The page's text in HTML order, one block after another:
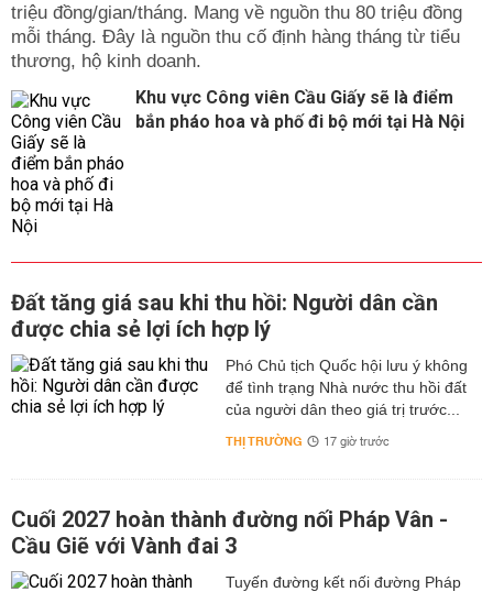
triệu đồng/gian/tháng. Mang về nguồn thu 80 triệu đồng
mỗi tháng. Đây là nguồn thu cố định hàng tháng từ tiểu
thương, hộ kinh doanh.
Khu vực Công viên Cầu Giấy sẽ là điểm
bắn pháo hoa và phố đi bộ mới tại Hà Nội
Đất tăng giá sau khi thu hồi: Người dân cần
được chia sẻ lợi ích hợp lý
Phó Chủ tịch Quốc hội lưu ý không
để tình trạng Nhà nước thu hồi đất
của người dân theo giá trị trước...
THỊ TRƯỜNG 17 giờ trước
Cuối 2027 hoàn thành đường nối Pháp Vân -
Cầu Giẽ với Vành đai 3
Tuyến đường kết nối đường Pháp